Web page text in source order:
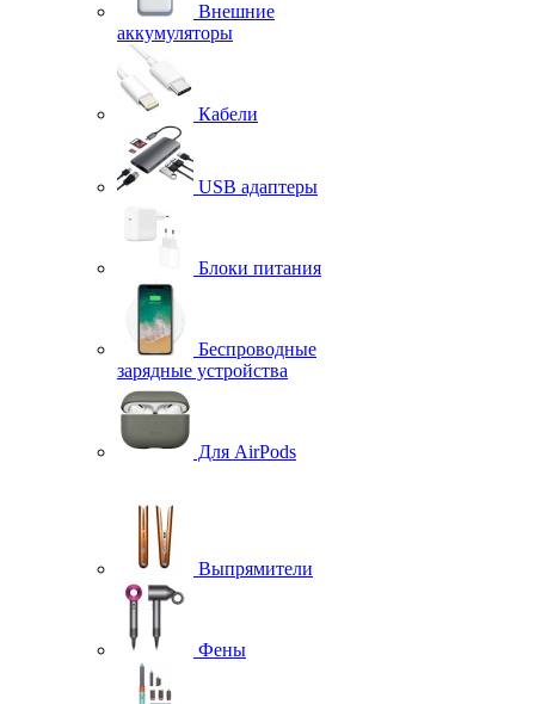
Внешние
аккумуляторы
Кабели
USB адаптеры
Блоки питания
Беспроводные
зарядные устройства
Для AirPods
Выпрямители
Фены